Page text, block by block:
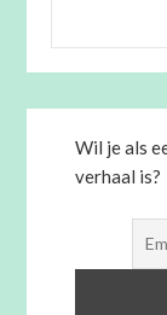
Wil je als
verhaal is?